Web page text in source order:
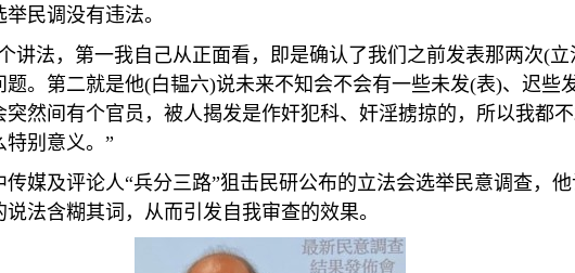
民调没有违法。
讲法，第一我自己从正面看，即是确认了我们之前发表那两次(立
题。第二就是他(白韫六)说未来不知会不会有一些未发(表)、迟些
然间有个官员，被人揭发是作奸犯科、奸淫掳掠的，所以我都
别意义。”
媒及评论人“兵分三路”狙击民研公布的立法会选举民意调查，
法含糊其词，从而引发自我审查的效果。